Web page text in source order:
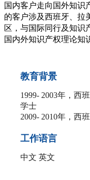
国内客户走向国外知识
的客户涉及西班牙、拉
区，与国际同行及知识
国内外知识产权理论知
教育背景
1999- 2003年，西
学士
2009- 2010年，西
工作语言
中文 英文